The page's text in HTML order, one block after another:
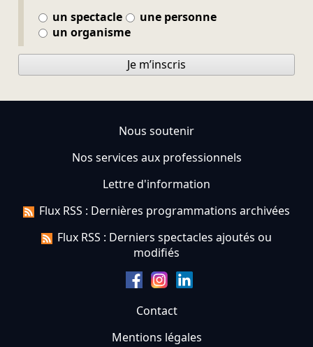
un spectacle
une personne
un organisme
Je m’inscris
Nous soutenir
Nos services aux professionnels
Lettre d'information
Flux RSS : Dernières programmations archivées
Flux RSS : Derniers spectacles ajoutés ou
modifiés
Contact
Mentions légales